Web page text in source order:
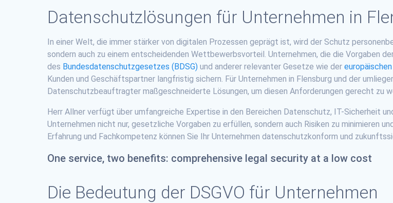
Datenschutzlösungen für Unternehmen in
In einer Welt, die immer stärker von digitalen Prozessen geprägt ist, wird der Schutz
sondern auch zu einem entscheidenden Wettbewerbsvorteil. Unternehmen, die die Vorgaben
des Bundesdatenschutzgesetzes (BDSG) und anderer relevanter Gesetze wie der
Kunden und Geschäftspartner langfristig sichern. Für Unternehmen in Flensburg und der
Datenschutzbeauftragter maßgeschneiderte Lösungen, um diesen Anforderungen gerecht zu
Herr Allner verfügt über umfangreiche Expertise in den Bereichen Datenschutz, IT-Sicherheit
Unternehmen nicht nur, gesetzliche Vorgaben zu erfüllen, sondern auch Risiken zu minimieren
Erfahrung und Fachkompetenz können Sie Ihr Unternehmen datenschutzkonform und
One service, two benefits: comprehensive legal security at a low cost
Die Bedeutung der DSGVO für Unternehmen